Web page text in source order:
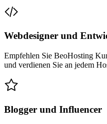
Webdesigner und
Empfehlen Sie BeoHosting
und verdienen Sie an jedem
Blogger und Influencer